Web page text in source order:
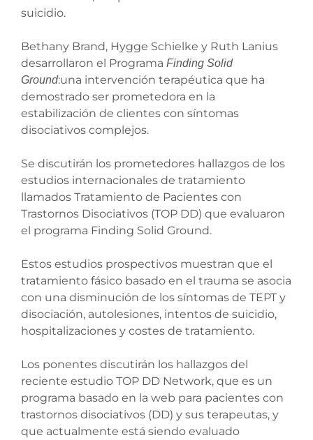
suicidio.
Bethany Brand, Hygge Schielke y Ruth Lanius
desarrollaron el Programa Finding Solid
Ground:una intervención terapéutica que ha
demostrado ser prometedora en la
estabilización de clientes con síntomas
disociativos complejos.
Se discutirán los prometedores hallazgos de los
estudios internacionales de tratamiento
llamados Tratamiento de Pacientes con
Trastornos Disociativos (TOP DD) que evaluaron
el programa Finding Solid Ground.
Estos estudios prospectivos muestran que el
tratamiento fásico basado en el trauma se asocia
con una disminución de los síntomas de TEPT y
disociación, autolesiones, intentos de suicidio,
hospitalizaciones y costes de tratamiento.
Los ponentes discutirán los hallazgos del
reciente estudio TOP DD Network, que es un
programa basado en la web para pacientes con
trastornos disociativos (DD) y sus terapeutas, y
que actualmente está siendo evaluado